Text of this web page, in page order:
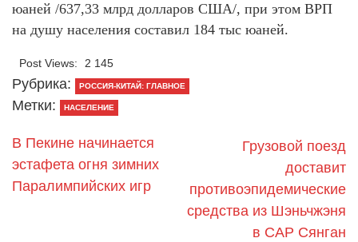
юаней /637,33 млрд долларов США/, при этом ВРП
на душу населения составил 184 тыс юаней.
Post Views: 2 145
Рубрика: РОССИЯ-КИТАЙ: ГЛАВНОЕ
Метки: НАСЕЛЕНИЕ
В Пекине начинается
эстафета огня зимних
Паралимпийских игр
Грузовой поезд
доставит
противоэпидемические
средства из Шэньчжэня
в САР Сянган